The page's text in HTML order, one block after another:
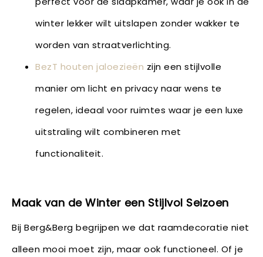
winter lekker wilt uitslapen zonder wakker te
worden van straatverlichting.
BezT houten jaloezieën zijn een stijlvolle
manier om licht en privacy naar wens te
regelen, ideaal voor ruimtes waar je een luxe
uitstraling wilt combineren met
functionaliteit.
Maak van de Winter een Stijlvol Seizoen
Bij Berg&Berg begrijpen we dat raamdecoratie niet
alleen mooi moet zijn, maar ook functioneel. Of je